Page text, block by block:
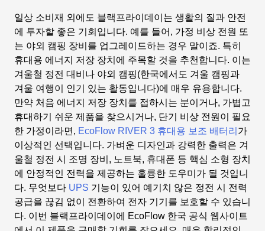
일상 소비재 외에도 블랙프라이데이는 생활의 질과 안전
에 투자할 좋은 기회입니다. 예를 들어, 가정 비상 전원 또
는 야외 캠핑 장비를 업그레이드하는 경우 말이죠. 특히
휴대용 에너지 저장 장치에 주목할 것을 추천합니다. 이는
겨울철 정전 대비나 야외 캠핑(한국에서도 겨울 캠핑과
겨울 여행이 인기 있는 활동입니다)에 매우 유용합니다.
만약 처음 에너지 저장 장치를 접하시는 분이거나, 가볍고
휴대하기 쉬운 제품을 찾으시거나, 단기 비상 전원이 필요
한 가정이라면, EcoFlow RIVER 3 휴대용 보조 배터리 가
이상적인 선택입니다. 가벼운 디자인과 강력한 출력은 겨
울철 정전 시 조명 장비, 노트북, 휴대폰 등 핵심 소형 장치
에 안정적인 전력을 제공하는 훌륭한 도우미가 될 것입니
다. 무엇보다 UPS 기능이 있어 예기치 않은 정전 시 전력
공급을 끊김 없이 전환하여 전자 기기를 보호할 수 있습니
다. 이번 블랙프라이데이에 EcoFlow 한국 공식 웹사이트